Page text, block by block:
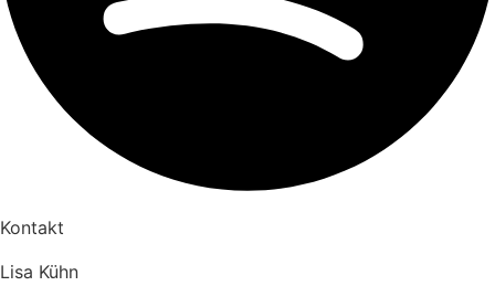
Kontakt
Lisa Kühn